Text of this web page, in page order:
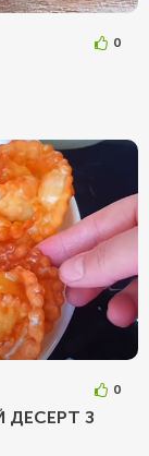
0
0
ДЕСЕРТ З